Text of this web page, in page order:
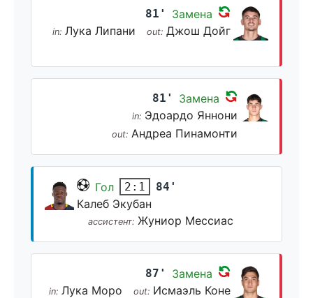
81' Замена
in: Лука Липани out: Джош Дойг
81' Замена
in: Эдоардо Яннони
out: Андреа Пинамонти
Гол 2:1 84'
Калеб Экубан
ассистент: Жуниор Мессиас
87' Замена
in: Лука Моро out: Исмаэль Коне